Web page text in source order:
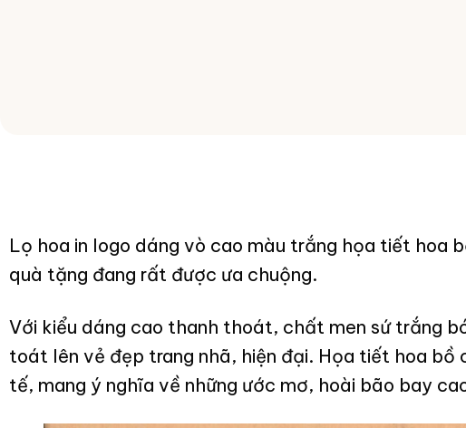
Lọ hoa in logo dáng vò cao màu trắng họa tiết hoa
quà tặng đang rất được ưa chuộng.
Với kiểu dáng cao thanh thoát, chất men sứ trắng
toát lên vẻ đẹp trang nhã, hiện đại. Họa tiết hoa bồ
tế, mang ý nghĩa về những ước mơ, hoài bão bay